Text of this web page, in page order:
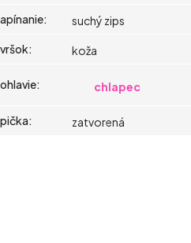
:
suchý zips
: koža
: chlapec
: zatvorená